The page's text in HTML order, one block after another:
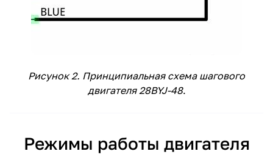
Рисунок 2. Принципиальная схема шагового
двигателя 28BYJ-48.
Режимы работы двигателя